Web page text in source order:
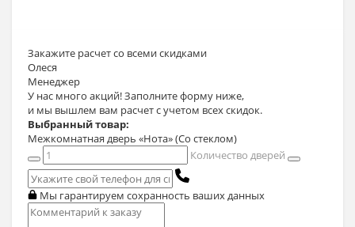
Закажите расчетсо всеми скидками
Олеся
Менеджер
У нас много акций! Заполните форму ниже,
и мы вышлем вам расчет с учетом всех скидок.
Выбранный товар:
Межкомнатная дверь «Нота» (Со стеклом)
Количество дверей
Мы гарантируем сохранность ваших данных